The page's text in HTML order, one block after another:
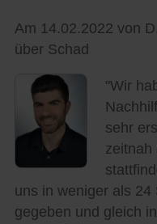
Am 14.02.2022 von
über Schad
"Wir
sehr
zeitnah
uns in weniger als
gegeben und gleich